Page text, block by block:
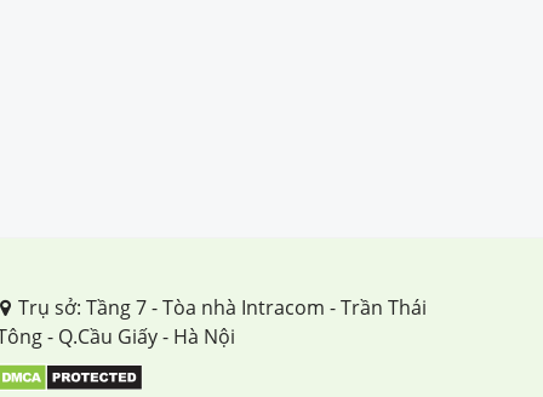
Trụ sở: Tầng 7 - Tòa nhà Intracom - Trần Thái
- Q.Cầu Giấy - Hà Nội